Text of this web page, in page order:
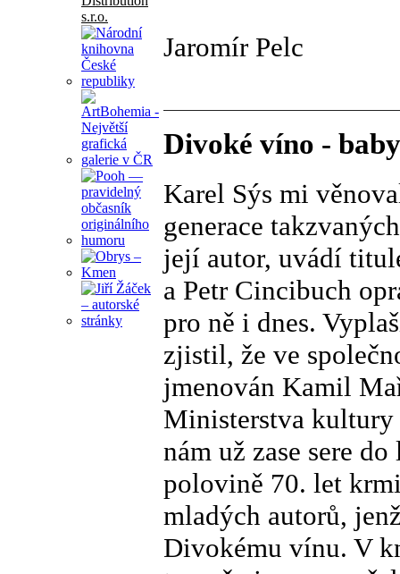
Jaromír Pelc
Divoké víno -
Karel Sýs mi
generace
její autor, uvádí
a Petr Cincibuch
pro ně i dnes.
zjistil, že ve
jmenován Kamil
Ministerstva kultury
nám už zase sere
polovině 70. let
mladých autorů,
Divokému vínu. V